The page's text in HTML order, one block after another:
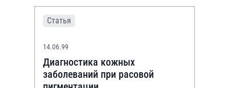
Статья
14.06.99
Диагностика кожных
заболеваний при расовой